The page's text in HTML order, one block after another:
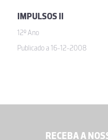
IMPULSOS II
12º Ano
Publicado a 16-12-2008
RECEBA A